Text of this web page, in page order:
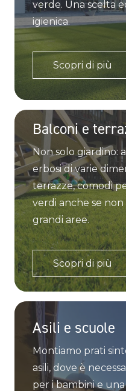
verde. Una scelta
igienica.
Scopri di più
Balconi e
Non solo giardino:
erbosi di varie
terrazze, comodi
verdi anche se non
grandi aree.
Scopri di più
Asili e scuole
Montiamo prati
asili, dove è
per i bambini e